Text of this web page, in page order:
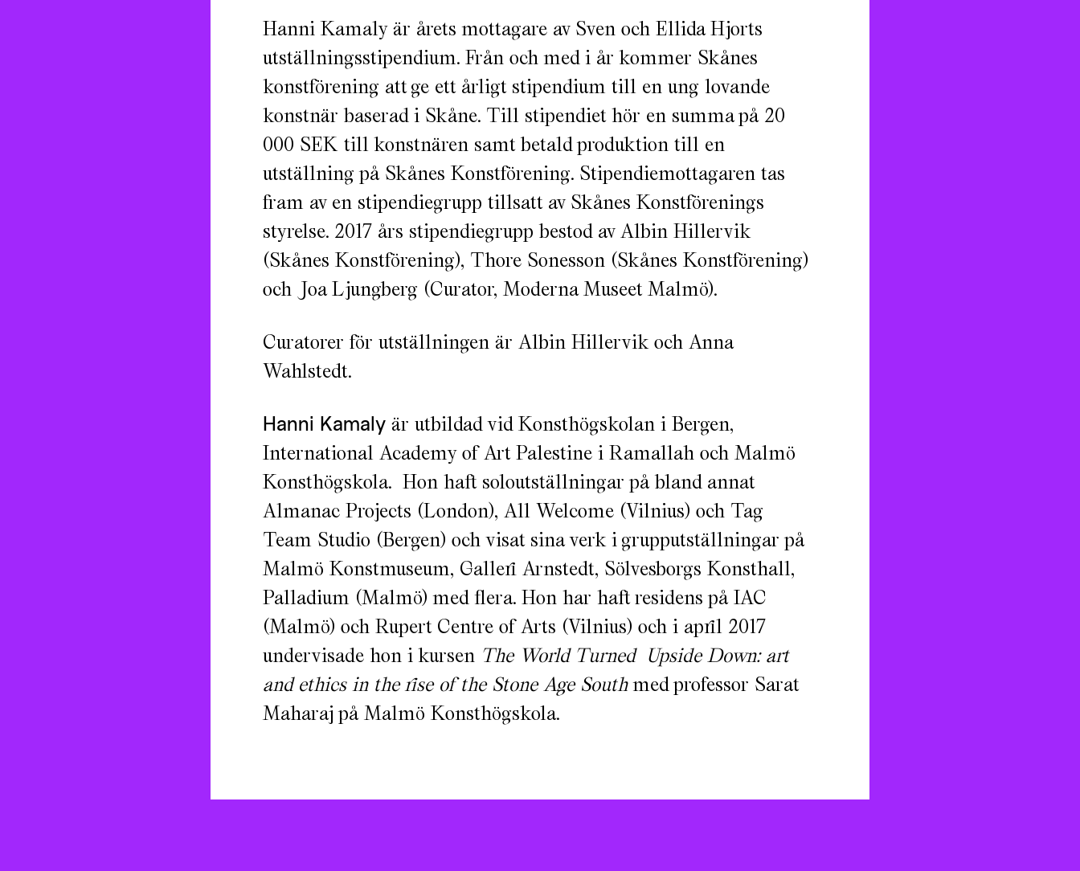
Hanni Kamaly är årets mottagare av Sven och Ellida Hjorts
utställningsstipendium. Från och med i år kommer Skånes
konstförening att ge ett årligt stipendium till en ung lovande
konstnär baserad i Skåne. Till stipendiet hör en summa på 20
000 SEK till konstnären samt betald produktion till en
utställning på Skånes Konstförening. Stipendiemottagaren tas
fram av en stipendiegrupp tillsatt av Skånes Konstförenings
styrelse. 2017 års stipendiegrupp bestod av Albin Hillervik
(Skånes Konstförening), Thore Sonesson (Skånes Konstförening)
och Joa Ljungberg (Curator, Moderna Museet Malmö).
Curatorer för utställningen är Albin Hillervik och Anna
Wahlstedt.
Hanni Kamaly är utbildad vid Konsthögskolan i Bergen,
International Academy of Art Palestine i Ramallah och Malmö
Konsthögskola. Hon haft soloutställningar på bland annat
Almanac Projects (London), All Welcome (Vilnius) och Tag
Team Studio (Bergen) och visat sina verk i grupputställningar på
Malmö Konstmuseum, Galleri Arnstedt, Sölvesborgs Konsthall,
Palladium (Malmö) med flera. Hon har haft residens på IAC
(Malmö) och Rupert Centre of Arts (Vilnius) och i april 2017
undervisade hon i kursen The World Turned Upside Down: art
and ethics in the rise of the Stone Age Southmed professor Sarat
Maharaj på Malmö Konsthögskola.